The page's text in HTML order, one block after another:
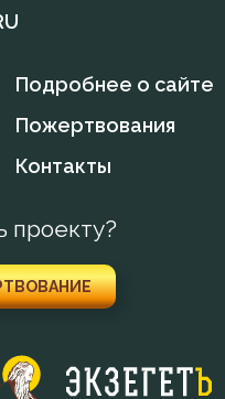
Подробнее о сайте
Пожертвования
Контакты
проекту?